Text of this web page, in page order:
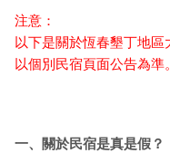
注意：
以下是關於恆春墾丁地
以個別民宿頁面公告為準。
一、關於民宿是真是假？